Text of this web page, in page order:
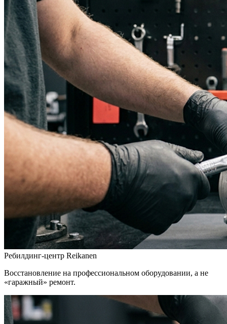
Ребилдинг-центр Reikanen
Восстановление на профессиональном оборудовании, а не
«гаражный» ремонт.